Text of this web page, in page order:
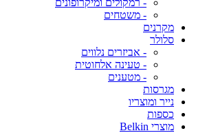
- רמקולים ומיקרופונים
- משטחים
מקרנים
סלולר
- אביזרים נלווים
- טעינה אלחוטית
- מטענים
מגרסות
נייר ומוצריו
כספות
מוצרי Belkin